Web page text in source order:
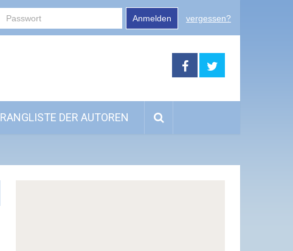
Anmelden vergessen?
RANGLISTE DER AUTOREN